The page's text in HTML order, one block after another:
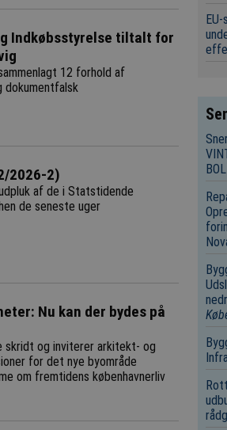
Indkøbsstyrelse tiltalt for
12 forhold af
dokumentfalsk
2026-2)
af de i Statstidende
de seneste uger
Nu kan der bydes på
skridt og inviterer arkitekt- og
for det nye byområde
om fremtidens københavnerliv